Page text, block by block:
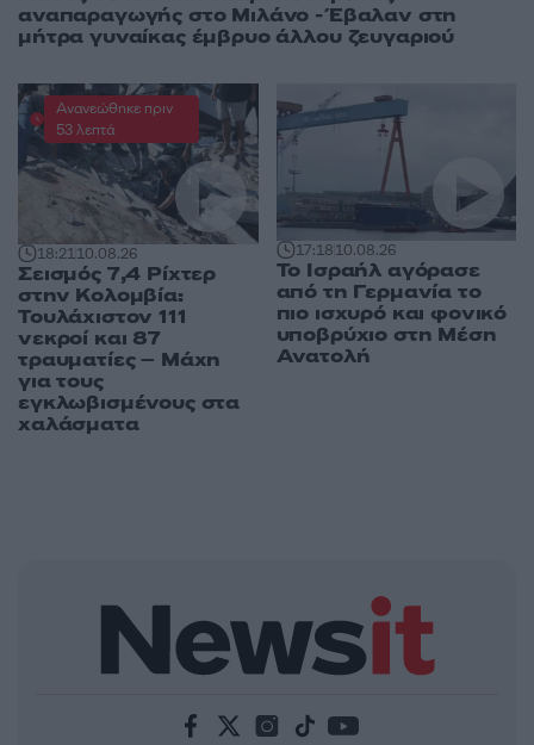
αναπαραγωγής στο Μιλάνο - Έβαλαν στη
μήτρα γυναίκας έμβρυο άλλου ζευγαριού
18:2110.08.26
Σεισμός 7,4 Ρίχτερ
στην Κολομβία:
Τουλάχιστον 111
νεκροί και 87
τραυματίες – Μάχη
για τους
εγκλωβισμένους στα
χαλάσματα
Ανανεώθηκε πριν
53 λεπτά
17:1810.08.26
Το Ισραήλ αγόρασε
από τη Γερμανία το
πιο ισχυρό και φονικό
υποβρύχιο στη Μέση
Ανατολή